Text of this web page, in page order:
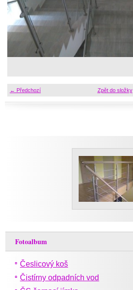
← Předchozí Zpět do složky
Fotoalbum
Česlicový koš
Čistírny odpadních vod